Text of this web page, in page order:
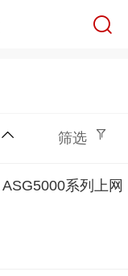
筛选
系列上网